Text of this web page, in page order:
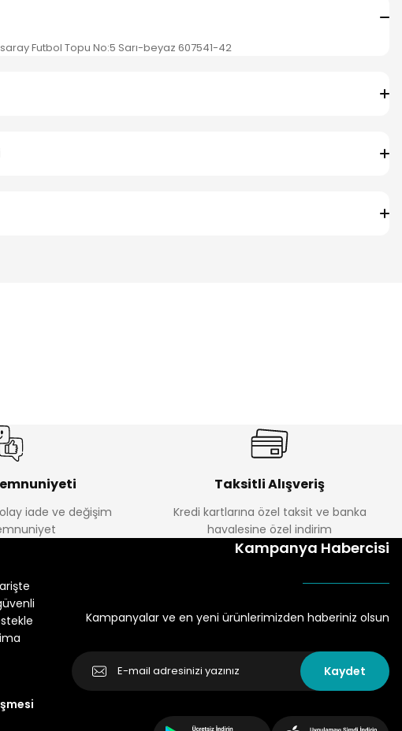
Futbol Topu No:5 Sarı-beyaz 607541-42
iade ve değişim
Taksitli Alışveriş
Kredi kartlarına özel taksit ve banka
havalesine özel indirim
Kampanya Habercisi
Kampanyalar ve en yeni ürünlerimizden haberiniz olsun
Kaydet